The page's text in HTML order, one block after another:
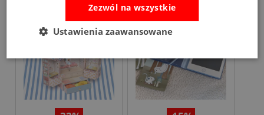
promocja new
Zezwól na wszystkie
Ustawienia zaawansowane